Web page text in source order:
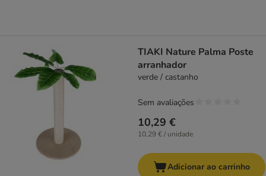
TIAKI Nature Palma Poste
arranhador
verde / castanho
10,29 €
10,29 € / unidade
Sem avaliações
Adicionar ao carrinho